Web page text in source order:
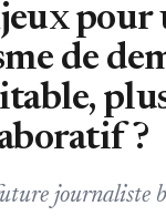
pour
de
?
journaliste